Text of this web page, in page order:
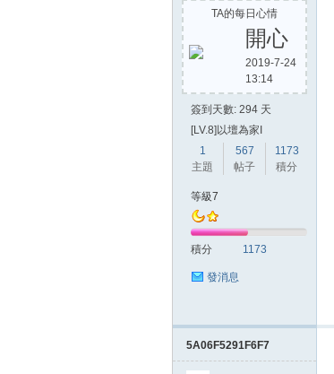
TA的每日心情
開心
2019-7-24
13:14
簽到天數: 294 天
[LV.8]以壇為家I
1
主題
567
帖子
1173
積分
等級7
積分 1173
發消息
5A06F5291F6F7